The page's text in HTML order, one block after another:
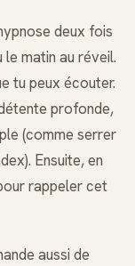
deux fois
matin au réveil.
tu peux écouter.
profonde,
(comme serrer
Ensuite, en
rappeler cet
aussi de